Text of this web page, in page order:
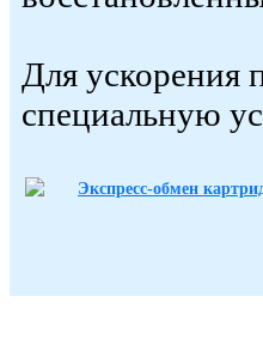
Для ускорения
специальную
Экспресс-обмен